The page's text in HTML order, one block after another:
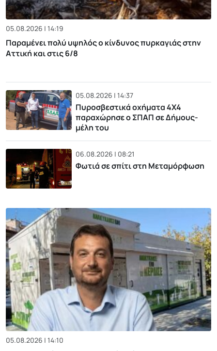
05.08.2026 | 14:19
Παραμένει πολύ υψηλός ο κίνδυνος πυρκαγιάς στην
Αττική και στις 6/8
05.08.2026 | 14:37
Πυροσβεστικά οχήματα 4Χ4
παραχώρησε ο ΣΠΑΠ σε Δήμους-
μέλη του
06.08.2026 | 08:21
Φωτιά σε σπίτι στη Μεταμόρφωση
05.08.2026 | 14:10